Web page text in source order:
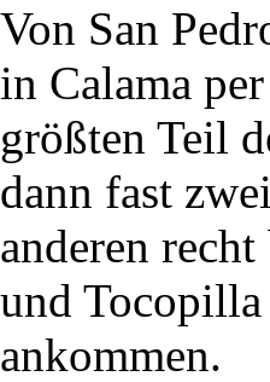
Von San
in Calama
größten Teil
dann fast
anderen
und
ankommen.